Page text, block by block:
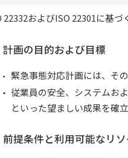
22332およびISO 22301に基
計画の目的および目標
緊急事態対応計画には、そ
従業員の安全、システムお
といった望ましい成果を確
前提条件と利用可能なリソ